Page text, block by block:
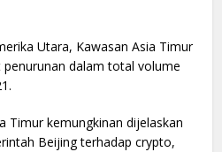
Utara, Kawasan Asia Timur
dalam total volume
Timur kemungkinan dijelaskan
Beijing terhadap crypto,